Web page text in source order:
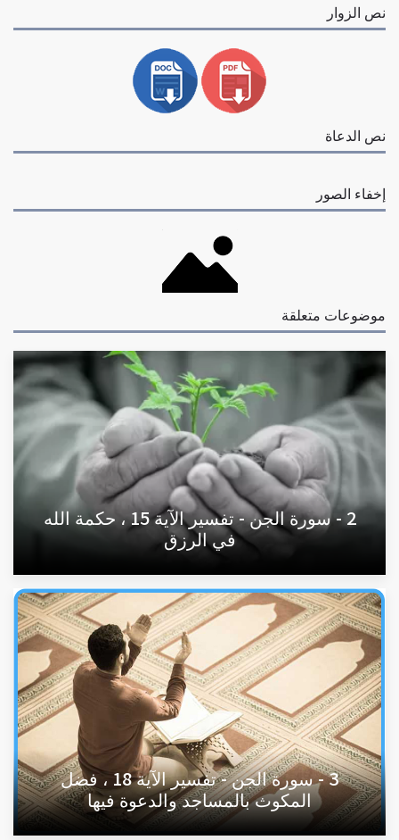
نص الزوار
نص الدعاة
إخفاء الصور
موضوعات متعلقة
2 - سورة الجن - تفسير الآية 15 ، حكمة الله
في الرزق
3 - سورة الجن - تفسير الآية 18 ، فضل
المكوث بالمساجد والدعوة فيها